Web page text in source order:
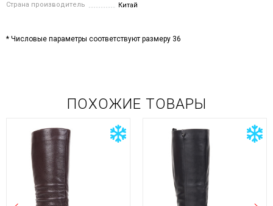
Страна производитель Китай
* Числовые параметры соответствуют размеру 36
ПОХОЖИЕ ТОВАРЫ